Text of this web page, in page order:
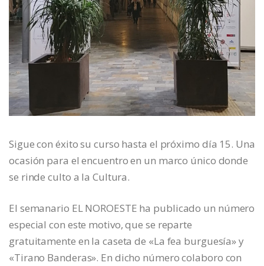
Sigue con éxito su curso hasta el próximo día 15. Una
ocasión para el encuentro en un marco único donde
se rinde culto a la Cultura.
El semanario EL NOROESTE ha publicado un número
especial con este motivo, que se reparte
gratuitamente en la caseta de «La fea burguesía» y
«Tirano Banderas». En dicho número colaboro con